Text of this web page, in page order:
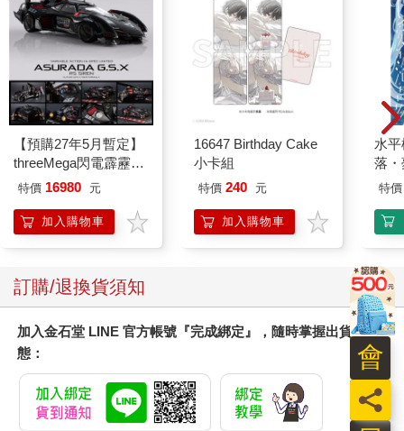
【預購27年5月暫定】
threeMega閃電霹靂車
VA Hi-SPEC UNITED
SIREN 黑色限定
特價 16980 元
加入購物車
16647 Birthday Cake
小卡組
特價 240 元
加入購物車
水
落
特價
訂購/退換貨須知
加入金石堂 LINE 官方帳號『完成綁定』，隨時掌握出貨動
態：
員
會